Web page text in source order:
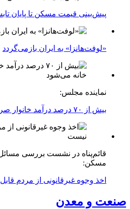
پیش‌بینی قیمت مسکن تا پایان
«لوفت‌هانزا» به ایران بازمی‌گردد
نماینده مجلس:
بیش از ۷۰ درصد درآمد خانوار صرف اجاره خانه می‌شود
قائم‌پناه در نشست بررسی
مسکن:
اخذ وجوه غیرقانونی از مردم
صنعت و معدن